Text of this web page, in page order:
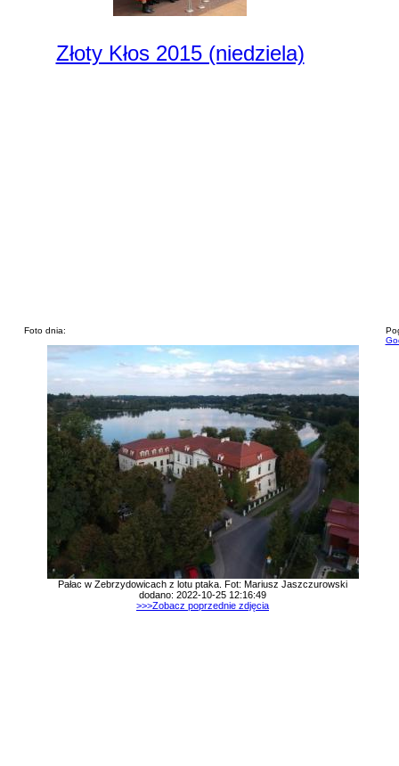
Złoty Kłos 2015 (niedziela)
Foto dnia:
Pałac w Zebrzydowicach z lotu ptaka. Fot: Mariusz Jaszczurowski
dodano: 2022-10-25 12:16:49
>>>Zobacz poprzednie zdjęcia